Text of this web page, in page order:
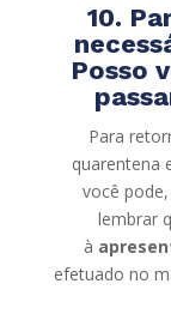
10.
Posso
Para
quarentena
você
lembrar
à
efetuado no